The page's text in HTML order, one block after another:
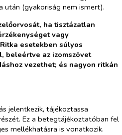
után (gyakoriság nem ismert).
ha tisztázatlan
vagy
esetekben súlyos
beleértve az izomszövet
vezethet; és nagyon ritkán
jelentkezik, tájékoztassa
Ez a betegtájékoztatóban fel
mellékhatásra is vonatkozik.